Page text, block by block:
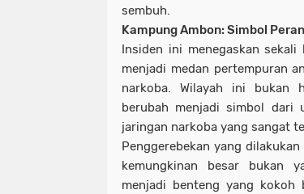
sembuh.
Kampung Ambon: Simbol
Insiden ini menegaskan
menjadi medan pertempuran
narkoba. Wilayah ini bukan
berubah menjadi simbol dari
jaringan narkoba yang sangat
Penggerebekan yang
kemungkinan besar bukan
menjadi benteng yang kokoh